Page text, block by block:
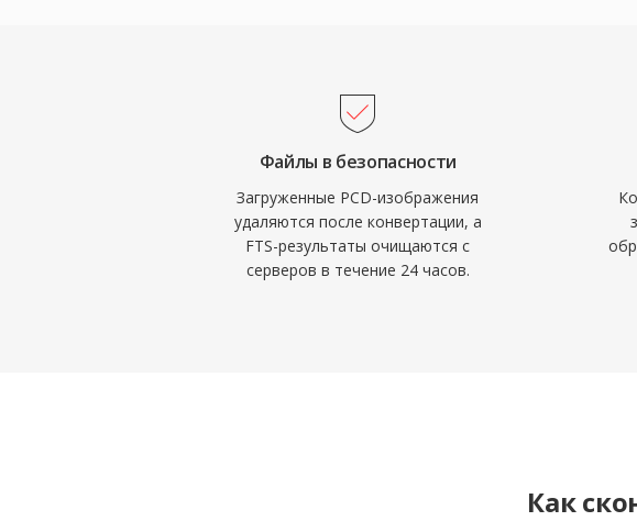
Файлы в безопасности
Загруженные PCD-изображения
удаляются после конвертации, а
FTS-результаты очищаются с
серверов в течение 24 часов.
Как